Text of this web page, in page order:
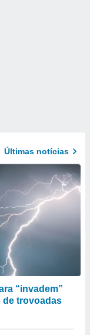
Últimas notícias
“invadem”
de trovoadas